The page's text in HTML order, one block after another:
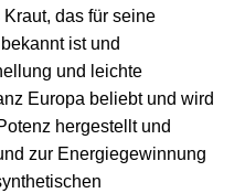
das für seine
ist und
und leichte
Europa beliebt und wird
hergestellt und
zur Energiegewinnung